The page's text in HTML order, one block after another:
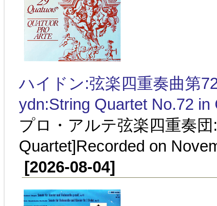
ハイドン:弦楽四重奏曲第
ydn:String Quartet No.72
プロ・アルテ弦楽四重奏
Quartet]Recorded on
[2026-08-04]